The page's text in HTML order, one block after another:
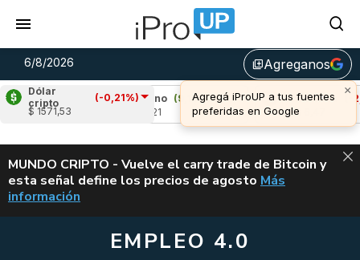
6/8/2026 library_addAgreganos
×
Agregá iProUP a tus fuentes
preferidas en Google
Dólar
cripto
(-0,21%)
$ 1571,53
Cardano
(9,15%)
Avalanche (-
u$s 6,47
ALERTA
MUNDO CRIPTO - Vuelve el carry trade de Bitcoin y
esta señal define los precios de agosto VUELVE EL
Más
información
EMPLEO 4.0